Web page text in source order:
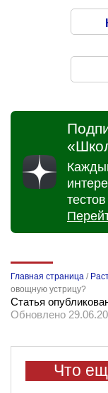
Главная страница /
овощную устрицу?
Статья
Обновлено
Что